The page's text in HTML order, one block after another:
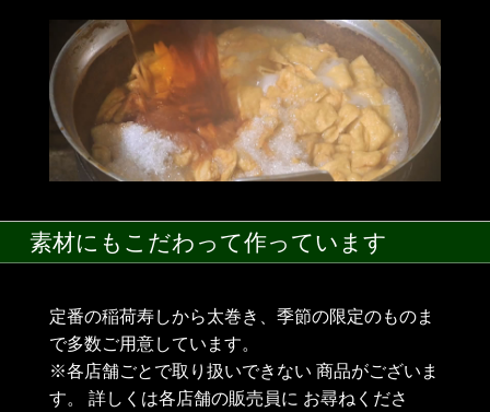
素材にもこだわって作っています
定番の稲荷寿しから太巻き、季節の限定のものま
で多数ご用意しています。
※各店舗ごとで取り扱いできない 商品がございま
す。 詳しくは各店舗の販売員に お尋ねくださ